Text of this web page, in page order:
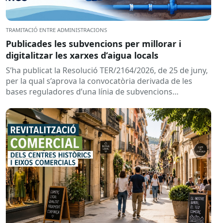
TRAMITACIÓ ENTRE ADMINISTRACIONS
Publicades les subvencions per millorar i
digitalitzar les xarxes d’aigua locals
S’ha publicat la Resolució TER/2164/2026, de 25 de juny,
per la qual s’aprova la convocatòria derivada de les
bases reguladores d’una línia de subvencions